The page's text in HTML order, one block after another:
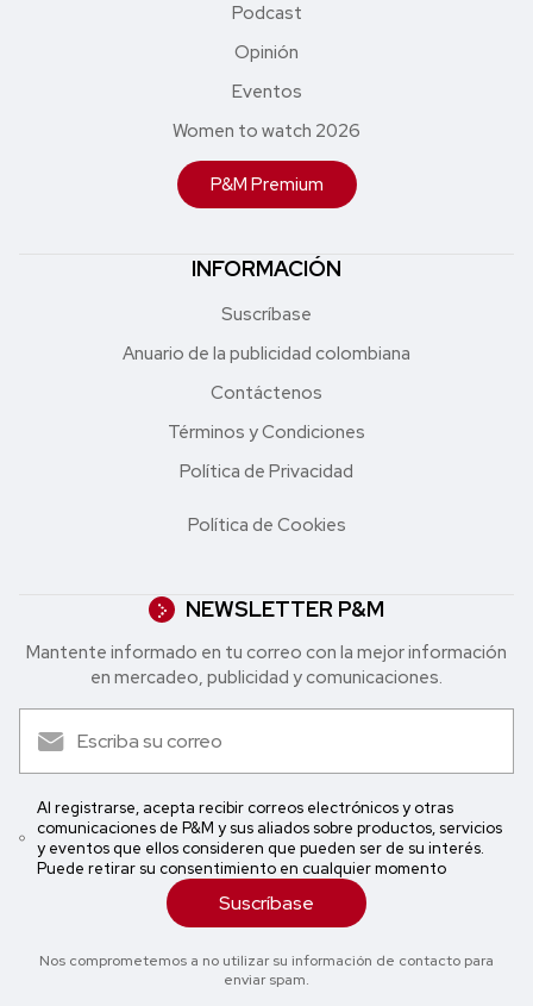
Podcast
Opinión
Eventos
Women to watch 2026
P&M Premium
INFORMACIÓN
Suscríbase
Anuario de la publicidad colombiana
Contáctenos
Términos y Condiciones
Política de Privacidad
Política de Cookies
NEWSLETTER P&M
Mantente informado en tu correo con la mejor in formación
en mercadeo, publicidad y comunicaciones.
Al registrarse, acepta recibir correos electrónicos y otras
comunicaciones de P&M y sus aliados sobre productos, servicios
y eventos que ellos consideren que pueden ser de su interés.
Puede retirar su consentimiento en cualquier momento
Suscríbase
Nos comprometemos a no utilizar su información de contacto para
enviar spam.